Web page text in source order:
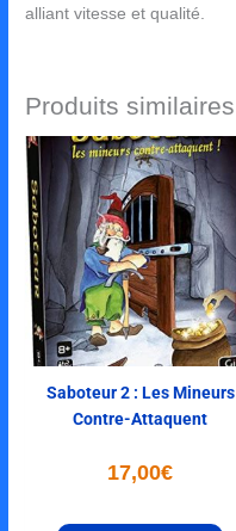
alliant vitesse et qualité.
Produits similaires
Saboteur 2 : Les Mineurs
Contre-Attaquent
17,00€